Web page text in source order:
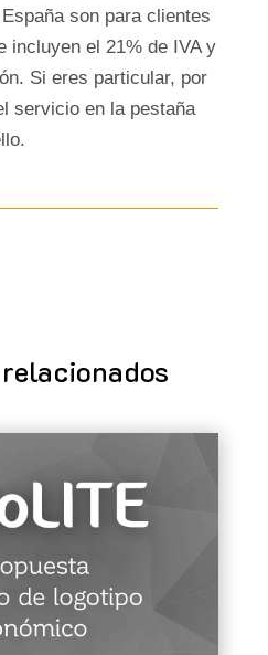
son para clientes
incluyen el 21% de IVA y
Si eres particular, por
servicio en la pestaña